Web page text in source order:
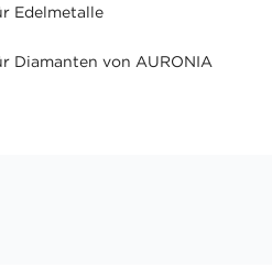
Edelmetalle
Diamanten von AURONIA